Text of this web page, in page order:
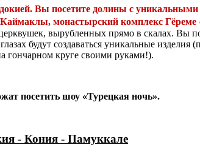
Вы посетите долины с
Каймаклы, монастырский комплекс Гёреме
вырубленных прямо в скалах. Вы
будут создаваться уникальные изделия
гончарном круге своими руками!).
посетить шоу «Турецкая ночь».
- Кония - Памуккале